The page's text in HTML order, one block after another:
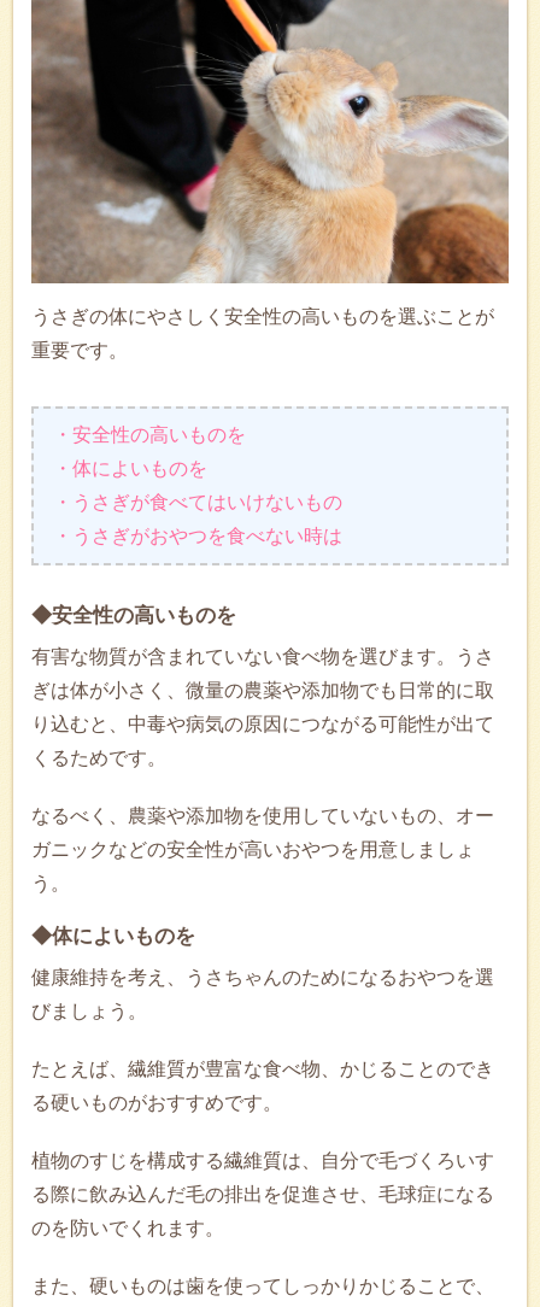
うさぎの体にやさしく安全性の高いものを選ぶことが
重要です。
・安全性の高いものを
・体によいものを
・うさぎが食べてはいけないもの
・うさぎがおやつを食べない時は
◆安全性の高いものを
有害な物質が含まれていない食べ物を選びます。うさ
ぎは体が小さく、微量の農薬や添加物でも日常的に取
り込むと、中毒や病気の原因につながる可能性が出て
くるためです。
なるべく、農薬や添加物を使用していないもの、オー
ガニックなどの安全性が高いおやつを用意しましょ
う。
◆体によいものを
健康維持を考え、うさちゃんのためになるおやつを選
びましょう。
たとえば、繊維質が豊富な食べ物、かじることのでき
る硬いものがおすすめです。
植物のすじを構成する繊維質は、自分で毛づくろいす
る際に飲み込んだ毛の排出を促進させ、毛球症になる
のを防いでくれます。
また、硬いものは歯を使ってしっかりかじることで、